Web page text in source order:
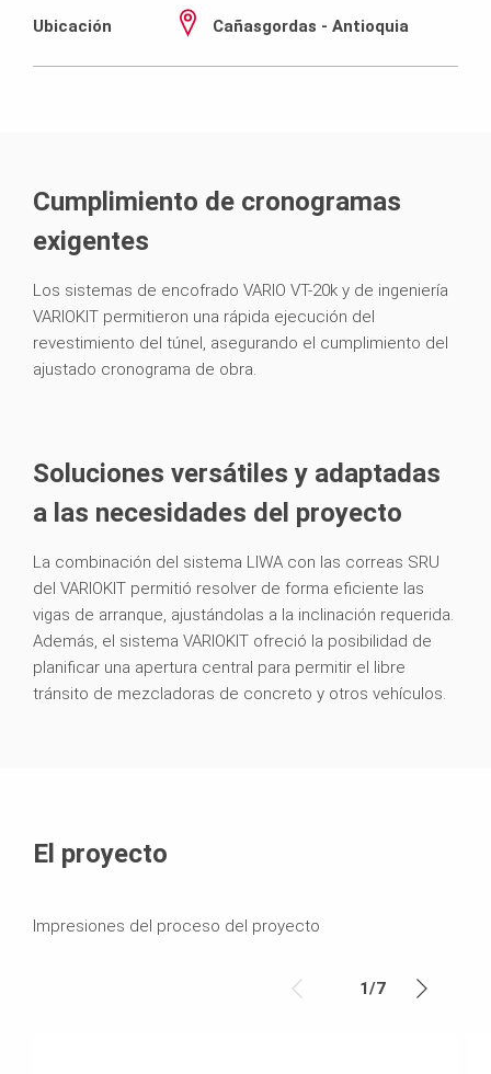
Ubicación Cañasgordas - Antioquia
Cumplimiento de cronogramas
exigentes
Los sistemas de encofrado VARIO VT-20k y de ingeniería
VARIOKIT permitieron una rápida ejecución del
revestimiento del túnel, asegurando el cumplimiento del
ajustado cronograma de obra.
Soluciones versátiles y adaptadas
a las necesidades del proyecto
La combinación del sistema LIWA con las correas SRU
del VARIOKIT permitió resolver de forma eficiente las
vigas de arranque, ajustándolas a la inclinación requerida.
Además, el sistema VARIOKIT ofreció la posibilidad de
planificar una apertura central para permitir el libre
tránsito de mezcladoras de concreto y otros vehículos.
El proyecto
Impresiones del proceso del proyecto
1/7